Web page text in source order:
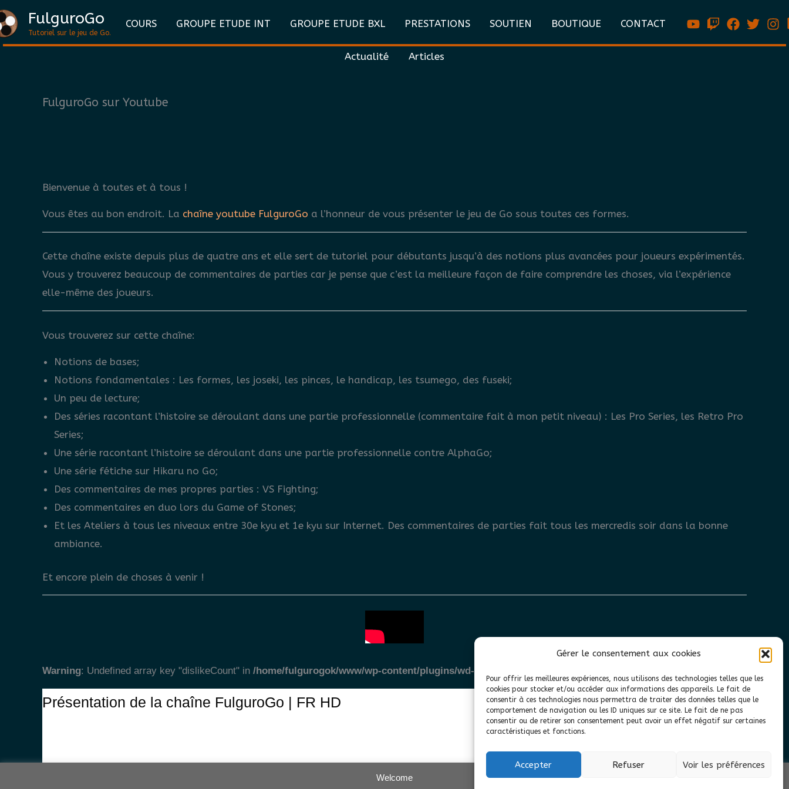
Gérer le consentement aux cookies
Pour offrir les meilleures expériences, nous utilisons des technologies telles que les
cookies pour stocker et/ou accéder aux informations des appareils. Le fait de
consentir à ces technologies nous permettra de traiter des données telles que le
comportement de navigation ou les ID uniques sur ce site. Le fait de ne pas
consentir ou de retirer son consentement peut avoir un effet négatif sur certaines
caractéristiques et fonctions.
Accepter Refuser Voir les préférences
Aller
au
contenu
FulguroGo
Tutoriel sur le jeu de Go.
COURS GROUPE ETUDE INT GROUPE ETUDE BXL PRESTATIONS SOUTIEN BOUTIQUE CONTACT
Actualité Articles
FulguroGo sur Youtube
Bienvenue à toutes et à tous !
Vous êtes au bon endroit. La chaîne youtube FulguroGo a l’honneur de vous présenter le jeu de Go sous toutes ces formes.
Cette chaîne existe depuis plus de quatre ans et elle sert de tutoriel pour débutants jusqu’à des notions plus avancées pour joueurs expérimentés.
Vous y trouverez beaucoup de commentaires de parties car je pense que c’est la meilleure façon de faire comprendre les choses, via l’expérience
elle-même des joueurs.
Vous trouverez sur cette chaîne:
Notions de bases;
Notions fondamentales : Les formes, les joseki, les pinces, le handicap, les tsumego, des fuseki;
Un peu de lecture;
Des séries racontant l’histoire se déroulant dans une partie professionnelle (commentaire fait à mon petit niveau) : Les Pro Series, les Retro Pro
Series;
Une série racontant l’histoire se déroulant dans une partie professionnelle contre AlphaGo;
Une série fétiche sur Hikaru no Go;
Des commentaires de mes propres parties : VS Fighting;
Des commentaires en duo lors du Game of Stones;
Et les Ateliers à tous les niveaux entre 30e kyu et 1e kyu sur Internet. Des commentaires de parties fait tous les mercredis soir dans la bonne
ambiance.
Et encore plein de choses à venir !
Warning: Undefined array key "dislikeCount" in /home/fulgurogok/www/wp-content/plugins/wd-youtube/views/view_main_video_frontend.php
Présentation de la chaîne FulguroGo | FR HD
Copyright © 2026 FulguroGo | Powered by Thème WordPress Astra
Welcome